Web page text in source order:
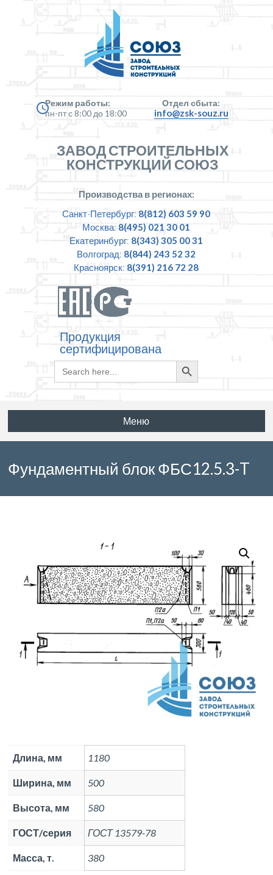
Режим работы:
пн-пт с 8:00 до 18:00
Отдел сбыта:
info@zsk-souz.ru
ЗАВОД СТРОИТЕЛЬНЫХ
КОНСТРУКЦИЙ СОЮЗ
Производства в регионах:
Санкт-Петербург: 8(812) 603 59 90
Москва: 8(495) 021 30 01
Екатеринбург: 8(343) 305 00 31
Волгоград: 8(844) 243 52 32
Красноярск: 8(391) 216 72 28
Продукция
сертифицирована
Search
for:
Search
Button
Меню
Фундаментный блок ФБС12.5.3-T
Длина, мм 1180
Ширина, мм 500
Высота, мм 580
ГОСТ/серия ГОСТ 13579-78
Масса, т. 380